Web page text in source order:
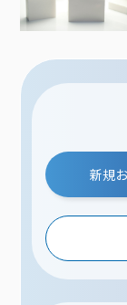
新規